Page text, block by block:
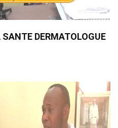
DERMATOLOGUE